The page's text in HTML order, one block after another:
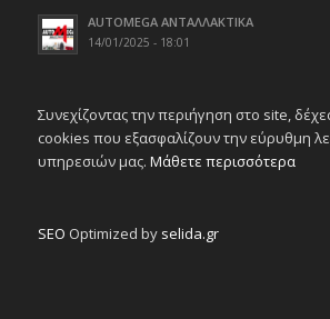
AUTOMEGA ΑΝΤΑΛΛΑΚΤΙΚΑ
14/01/2025 - 18:01
Συνεχίζοντας την περιήγηση στο site,
cookies που εξασφαλίζουν την εύρυθμη
υπηρεσιών μας. Μάθετε περισσότερα
SEO Optimized by selida.gr